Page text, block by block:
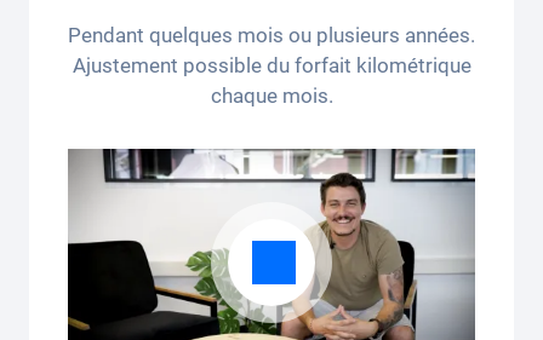
Pendant quelques mois ou plusieurs années.
Ajustement possible du forfait kilométrique
chaque mois.